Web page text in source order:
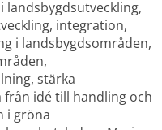
integration,
i landsbygdsområden,
stärka
idé till handling och
i gröna